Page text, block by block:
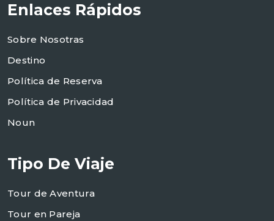
Enlaces Rápidos
Sobre Nosotras
Destino
Política de Reserva
Política de Privacidad
Noun
Tipo De Viaje
Tour de Aventura
Tour en Pareja